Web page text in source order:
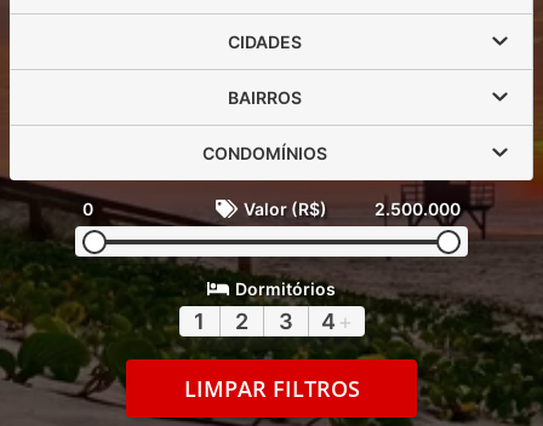
CIDADES
BAIRROS
CONDOMÍNIOS
0 Valor (R$) 2.500.000
Dormitórios
1 2 3 4 +
LIMPAR FILTROS